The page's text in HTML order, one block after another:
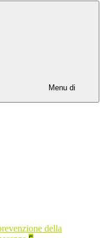
Menu di
della